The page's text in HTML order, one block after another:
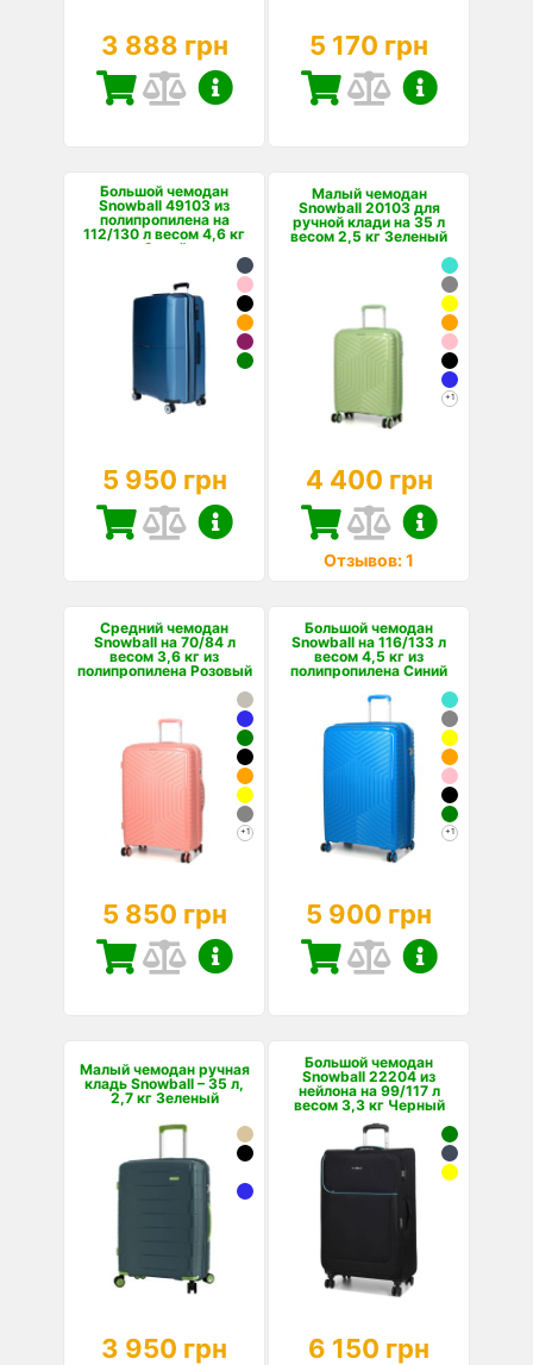
3 888 грн 5 170 грн
Большой чемодан
Snowball 49103 из
полипропилена на
112/130 л весом 4,6 кг
Синий
5 950 грн
Малый чемодан
Snowball 20103 для
ручной клади на 35 л
весом 2,5 кг Зеленый
+1
4 400 грн
Отзывов: 1
Средний чемодан
Snowball на 70/84 л
весом 3,6 кг из
полипропилена Розовый
+1
5 850 грн
Большой чемодан
Snowball на 116/133 л
весом 4,5 кг из
полипропилена Синий
+1
5 900 грн
Малый чемодан ручная
кладь Snowball – 35 л,
2,7 кг Зеленый
3 950 грн
Большой чемодан
Snowball 22204 из
нейлона на 99/117 л
весом 3,3 кг Черный
6 150 грн